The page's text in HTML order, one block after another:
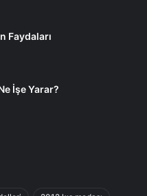
Faydaları
İşe Yarar?